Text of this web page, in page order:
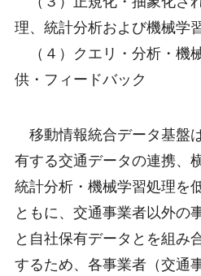
理、統計分析および機械学
（４）クエリ・分析・機
供・フィードバック
移動情報統合データ基盤
有する交通データの連携、
統計分析・機械学習処理を
ともに、交通事業者以外の
と自社保有データとを組み
するため、各事業者（交通